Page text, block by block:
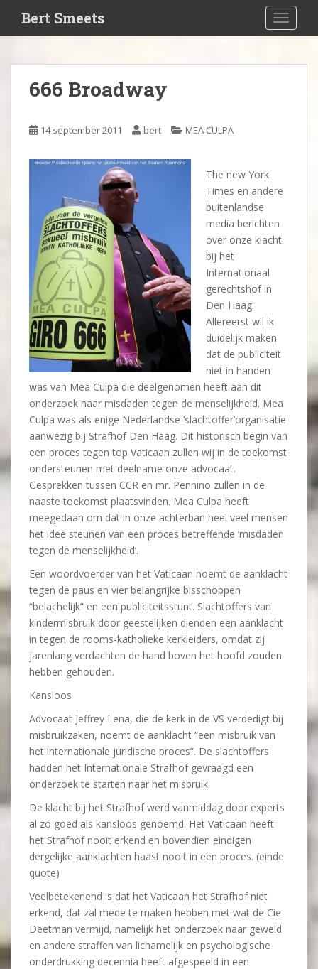
i
Bert Smeets
666 Broadway
14 september 2011 bert MEA CULPA
The new York
Times en andere
buitenlandse
media berichten
over onze klacht
bij het
Internationaal
gerechtshof in
Den Haag.
Allereerst wil ik
duidelijk maken
dat de publiciteit
niet in handen
was van Mea Culpa die deelgenomen heeft aan dit
onderzoek naar misdaden tegen de menselijkheid. Mea
Culpa was als enige Nederlandse ‘slachtoffer’organisatie
aanwezig bij Strafhof Den Haag. Dit historisch begin van
een proces tegen top Vaticaan zullen wij in de toekomst
ondersteunen met deelname onze advocaat.
Gesprekken tussen CCR en mr. Pennino zullen in de
naaste toekomst plaatsvinden. Mea Culpa heeft
meegedaan om dat in onze achterban heel veel mensen
het idee steunen van een proces betreffende ‘misdaden
tegen de menselijkheid’.
Een woordvoerder van het Vaticaan noemt de aanklacht
tegen de paus en vier belangrijke bisschoppen
“belachelijk” en een publiciteitsstunt. Slachtoffers van
kindermisbruik door geestelijken dienden een aanklacht
in tegen de rooms-katholieke kerkleiders, omdat zij
jarenlang verdachten de hand boven het hoofd zouden
hebben gehouden.
Kansloos
Advocaat Jeffrey Lena, die de kerk in de VS verdedigt bij
misbruikzaken, noemt de aanklacht “een misbruik van
het internationale juridische proces”. De slachtoffers
hadden het Internationale Strafhof gevraagd een
onderzoek te starten naar het misbruik.
De klacht bij het Strafhof werd vanmiddag door experts
al zo goed als kansloos genoemd. Het Vaticaan heeft
het Strafhof nooit erkend en bovendien eindigen
dergelijke aanklachten haast nooit in een proces. (einde
quote)
Veelbetekenend is dat het Vaticaan het Strafhof niet
erkend, dat zal mede te maken hebben met wat de Cie
Deetman vermijd, namelijk het onderzoek naar geweld
en andere straffen van lichamelijk en psychologische
onderdrukking decennia heeft afgespeeld in een